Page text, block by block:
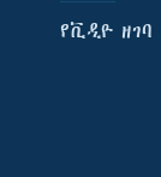
የቪዲዮ ዘገባ